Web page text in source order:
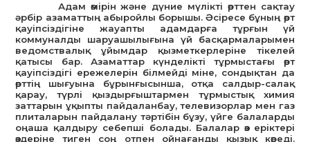
Адам өмірін және дүние мүлікті өрттен сақтау
әрбір азаматтың абыройлы борышы. Әсіресе бұның өрт
қауіпсіздігіне жауапты адамдарға тұрғын үй
коммуналды шаруашылығына үй басқармаларымен
ведомствалық ұйымдар қызметкерлеріне тікелей
қатысы бар. Азаматтар күнделікті тұрмыстағы өрт
қауіпсіздігі ережелерін білмейді міне, сондықтан да
өрттің шығуына бұрынғысынша, отқа салдыр-салақ
қарау, түрлі қыздырғыштармен тұрмыстық химия
заттарын ұқыпты пайдаланбау, телевизорлар мен газ
плиталарын пайдалану тәртібін бұзу, үйге балаларды
оңаша қалдыру себепші болады. Балалар өз еріктері
өздеріне тиген соң отпен ойнағанды қызық көреді.